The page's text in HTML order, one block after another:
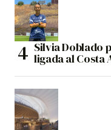
Silvia Doblado
ligada al Costa